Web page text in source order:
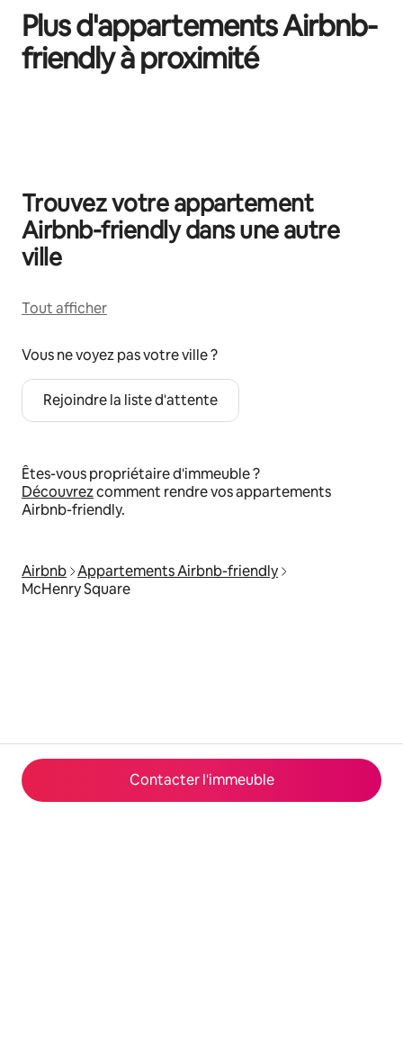
Contacter l'immeuble
Plus d'appartements Airbnb-
friendly à proximité
Trouvez votre appartement
Airbnb-friendly dans une autre
ville
Tout afficher
Vous ne voyez pas votre ville ?
Rejoindre la liste d'attente
Êtes-vous propriétaire d'immeuble ?
Découvrezcomment rendre vos appartements
Airbnb-friendly.
Airbnb Appartements Airbnb-friendly
McHenry Square